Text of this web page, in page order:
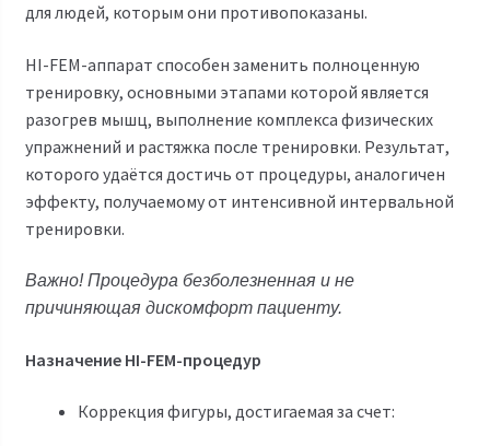
для людей, которым они противопоказаны.
HI-FEM-аппарат способен заменить полноценную
тренировку, основными этапами которой является
разогрев мышц, выполнение комплекса физических
упражнений и растяжка после тренировки. Результат,
которого удаётся достичь от процедуры, аналогичен
эффекту, получаемому от интенсивной интервальной
тренировки.
Важно! Процедура безболезненная и не
причиняющая дискомфорт пациенту.
Назначение HI-FEM-процедур
Коррекция фигуры, достигаемая за счет: